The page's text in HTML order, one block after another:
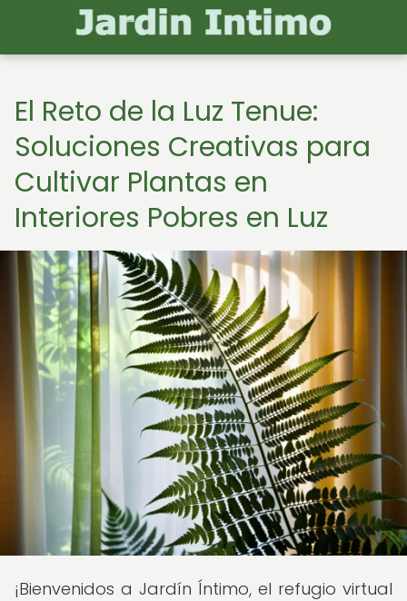
El Reto de la Luz Tenue:
Soluciones Creativas para
Cultivar Plantas en
Interiores Pobres en Luz
¡Bienvenidos a Jardín Íntimo, el refugio virtual